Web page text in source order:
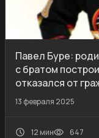
Павел Буре:
с братом
отказался от
13 февраля 2025
12 мин 647